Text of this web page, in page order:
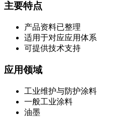
主要特点
产品资料已整理
适用于对应应用体系
可提供技术支持
应用领域
工业维护与防护涂料
一般工业涂料
油墨